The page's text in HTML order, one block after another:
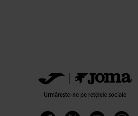
Urmărește-ne pe rețelele sociale